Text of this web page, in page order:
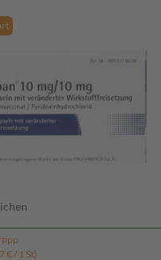
€ / 1 St)